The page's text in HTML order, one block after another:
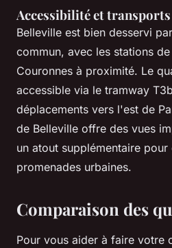
Accessibilité et transports
Belleville est bien desservi
commun, avec les stations
Couronnes à proximité. Le
accessible via le tramway
déplacements vers l'est de
de Belleville offre des vues
un atout supplémentaire
promenades urbaines.
Comparaison des
Pour vous aider à faire votre